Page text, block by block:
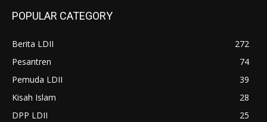
POPULAR CATEGORY
Berita LDII
272
Pesantren
74
Pemuda LDII
39
Kisah Islam
28
DPP LDII
25